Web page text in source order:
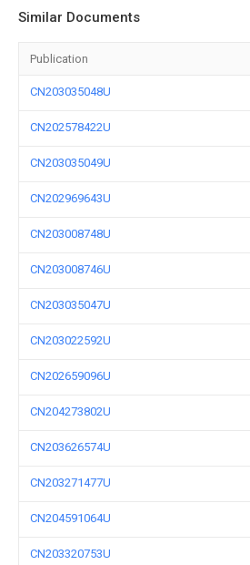
Similar Documents
Publication
CN203035048U
CN202578422U
CN203035049U
CN202969643U
CN203008748U
CN203008746U
CN203035047U
CN203022592U
CN202659096U
CN204273802U
CN203626574U
CN203271477U
CN204591064U
CN203320753U